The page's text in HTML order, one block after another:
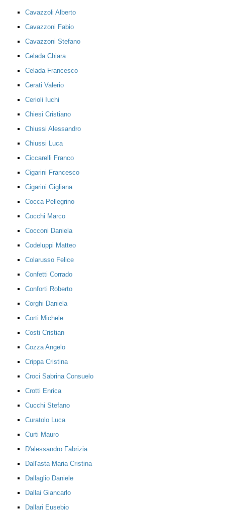
Cavazzoli Alberto
Cavazzoni Fabio
Cavazzoni Stefano
Celada Chiara
Celada Francesco
Cerati Valerio
Cerioli Iuchi
Chiesi Cristiano
Chiussi Alessandro
Chiussi Luca
Ciccarelli Franco
Cigarini Francesco
Cigarini Gigliana
Cocca Pellegrino
Cocchi Marco
Cocconi Daniela
Codeluppi Matteo
Colarusso Felice
Confetti Corrado
Conforti Roberto
Corghi Daniela
Corti Michele
Costi Cristian
Cozza Angelo
Crippa Cristina
Croci Sabrina Consuelo
Crotti Enrica
Cucchi Stefano
Curatolo Luca
Curti Mauro
D'alessandro Fabrizia
Dall'asta Maria Cristina
Dallaglio Daniele
Dallai Giancarlo
Dallari Eusebio